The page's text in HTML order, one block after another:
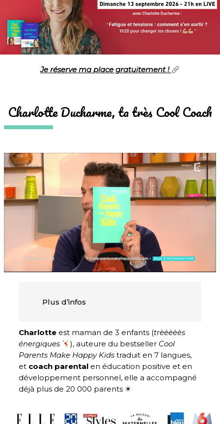
Je réserve ma place gratuitement !
Charlotte Ducharme, ta très Cool Coach
Plus d’infos
Charlotte est maman de 3 enfants (trèèèèès
énergiques
), auteure du bestseller Cool
Parents Make Happy Kids traduit en 7 langues,
et coach parental en éducation positive et en
développement personnel, elle a accompagné
déjà plus de 20 000 parents ☀